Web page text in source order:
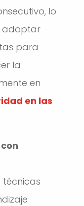
lo
adoptar
para
la
en
en las